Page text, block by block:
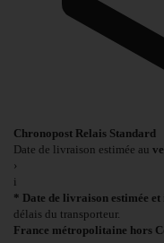
Chronopost Relais Standard
Date de livraison estimée au
›
i
* Date de livraison estimée
délais du transporteur.
France métropolitaine hors